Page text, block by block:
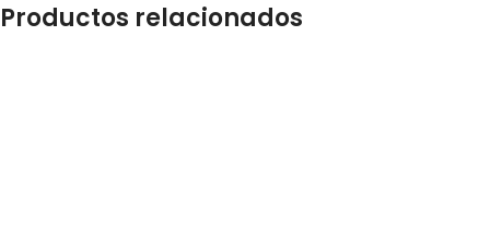
Productos relacionados